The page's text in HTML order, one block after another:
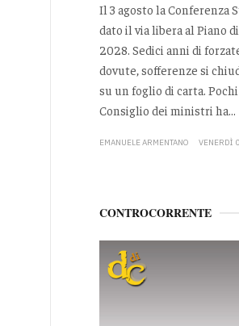
Il 3 agosto la Conferenza
dato il via libera al Piano
2028. Sedici anni di
dovute, sofferenze si
su un foglio di carta.
Consiglio dei ministri ha...
EMANUELE ARMENTANO VENERDÌ
CONTROCORRENTE